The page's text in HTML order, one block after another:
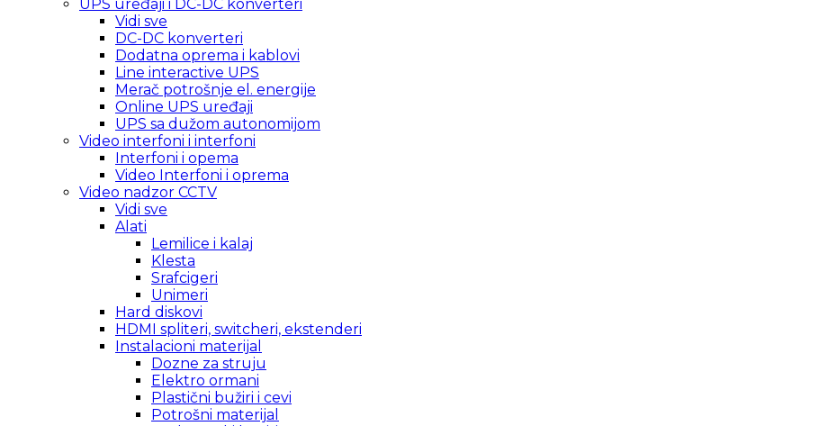
UPS uređaji i DC-DC konverteri
Vidi sve
DC-DC konverteri
Dodatna oprema i kablovi
Line interactive UPS
Merač potrošnje el. energije
Online UPS uređaji
UPS sa dužom autonomijom
Video interfoni i interfoni
Interfoni i opema
Video Interfoni i oprema
Video nadzor CCTV
Vidi sve
Alati
Lemilice i kalaj
Klesta
Srafcigeri
Unimeri
Hard diskovi
HDMI spliteri, switcheri, ekstenderi
Instalacioni materijal
Dozne za struju
Elektro ormani
Plastični bužiri i cevi
Potrošni materijal